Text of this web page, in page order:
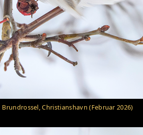
Brundrossel, Christianshavn (Februar 2026)